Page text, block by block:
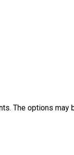
The options may